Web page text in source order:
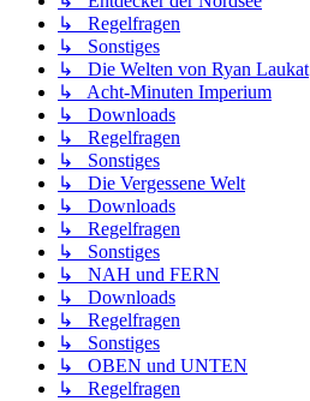
↳ Regelfragen
↳ Sonstiges
↳ Die Welten von Ryan Laukat
↳ Acht-Minuten Imperium
↳ Downloads
↳ Regelfragen
↳ Sonstiges
↳ Die Vergessene Welt
↳ Downloads
↳ Regelfragen
↳ Sonstiges
↳ NAH und FERN
↳ Downloads
↳ Regelfragen
↳ Sonstiges
↳ OBEN und UNTEN
↳ Regelfragen